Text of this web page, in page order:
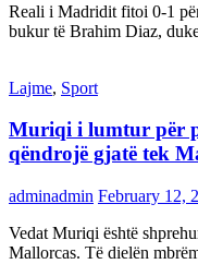
Reali i Madridit fitoi 0-1
bukur të Brahim Diaz,
Lajme, Sport
Muriqi i lumtur për
qëndrojë gjatë tek
adminadmin February 12,
Vedat Muriqi është
Mallorcas. Të dielën